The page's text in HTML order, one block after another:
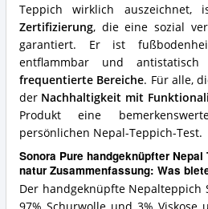
Teppich wirklich auszeichnet,
Zertifizierung, die eine sozial
garantiert. Er ist
entflammbar und
frequentierte Bereiche. Für alle,
der Nachhaltigkeit mit
Produkt eine
persönlichen Nepal-Teppich-Test.
Sonora Pure handgeknüpfter
natur Zusammenfassung: Was
Der handgeknüpfte Nepalteppich